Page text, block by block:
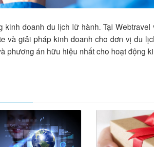
doanh du lịch lữ hành. Tại
và giải pháp kinh doanh cho đơn vị du
phương án hữu hiệu nhất cho hoạt động